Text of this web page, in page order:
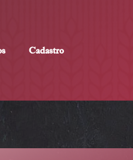
Cadastro